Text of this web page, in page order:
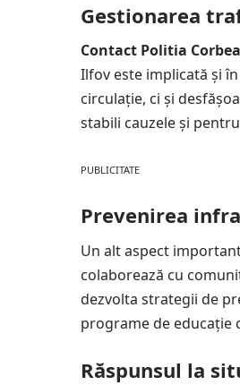
Gestionarea
Contact Politia
Ilfov este implicată și
circulație, ci și
stabili cauzele și
PUBLICITATE
Prevenirea
Un alt aspect
colaborează cu
dezvolta strategii de
programe de educație
Răspunsul la